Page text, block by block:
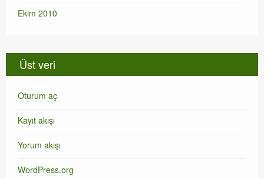
Ekim 2010
Üst veri
Oturum aç
Kayıt akışı
Yorum akışı
WordPress.org